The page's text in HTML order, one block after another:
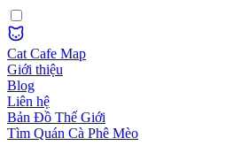
Cat Cafe Map
Giới thiệu
Blog
Liên hệ
Bản Đồ Thế Giới
Tìm Quán Cà Phê Mèo